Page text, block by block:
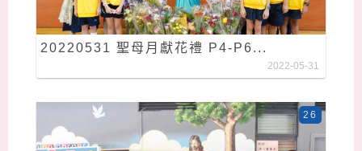
20220531 聖母月獻花禮 P4-P6...
2022-05-31
26